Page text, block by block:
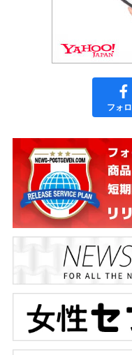
フォ